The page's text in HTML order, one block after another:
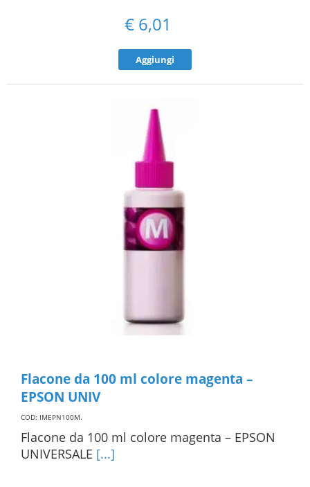
€ 6,01
Aggiungi
Flacone da 100 ml colore magenta –
EPSON UNIV
COD: IMEPN100M.
Flacone da 100 ml colore magenta – EPSON
UNIVERSALE [...]